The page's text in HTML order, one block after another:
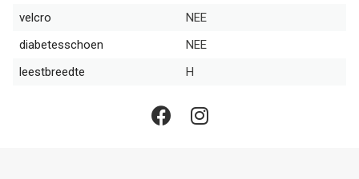
velcro
NEE
diabetesschoen
NEE
leestbreedte
H